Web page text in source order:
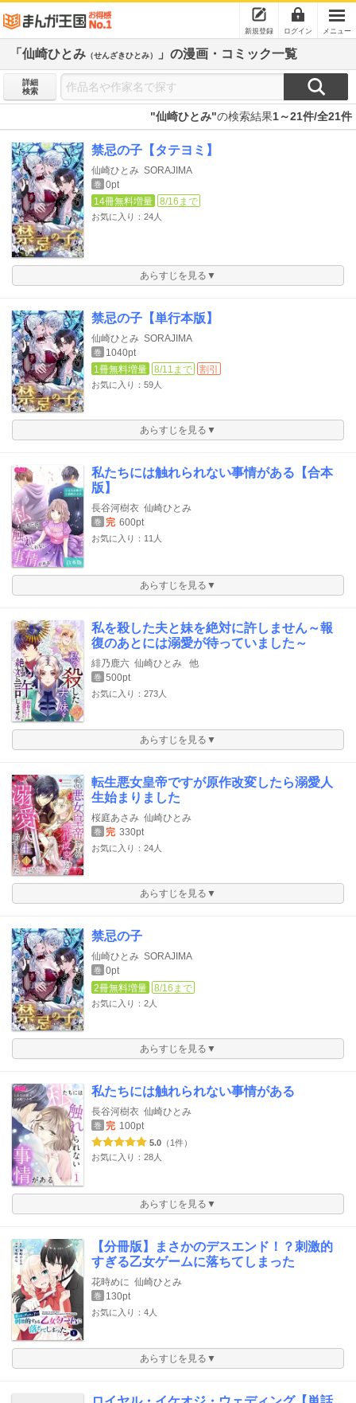
新規登録 ログイン メニュー
「仙崎ひとみ （せんざきひとみ） 」の漫画・コミック一覧
詳細
検索
"仙崎ひとみ"の検索結果1～21件/全21件
禁忌の子【タテヨミ】
仙崎ひとみ SORAJIMA
巻 0pt
14冊無料増量
8/16まで
お気に入り：24人
あらすじを見る▼
禁忌の子【単行本版】
仙崎ひとみ SORAJIMA
巻
1040pt
1冊無料増量
8/11まで 割引
お気に入り：59人
あらすじを見る▼
私たちには触れられない事情がある【合本
版】
長谷河樹衣 仙崎ひとみ
巻 完 600pt
お気に入り：11人
あらすじを見る▼
私を殺した夫と妹を絶対に許しません～報
復のあとには溺愛が待っていました～
緋乃鹿六 仙崎ひとみ 他
巻 500pt
お気に入り：273人
あらすじを見る▼
転生悪女皇帝ですが原作改変したら溺愛人
生始まりました
桜庭あさみ 仙崎ひとみ
巻 完 330pt
お気に入り：24人
あらすじを見る▼
禁忌の子
仙崎ひとみ SORAJIMA
巻 0pt
2冊無料増量
8/16まで
お気に入り：2人
あらすじを見る▼
私たちには触れられない事情がある
長谷河樹衣 仙崎ひとみ
巻 完 100pt
5.0 （1件）
お気に入り：28人
あらすじを見る▼
【分冊版】まさかのデスエンド！？刺激的
すぎる乙女ゲームに落ちてしまった
花時めに 仙崎ひとみ
巻 130pt
お気に入り：4人
あらすじを見る▼